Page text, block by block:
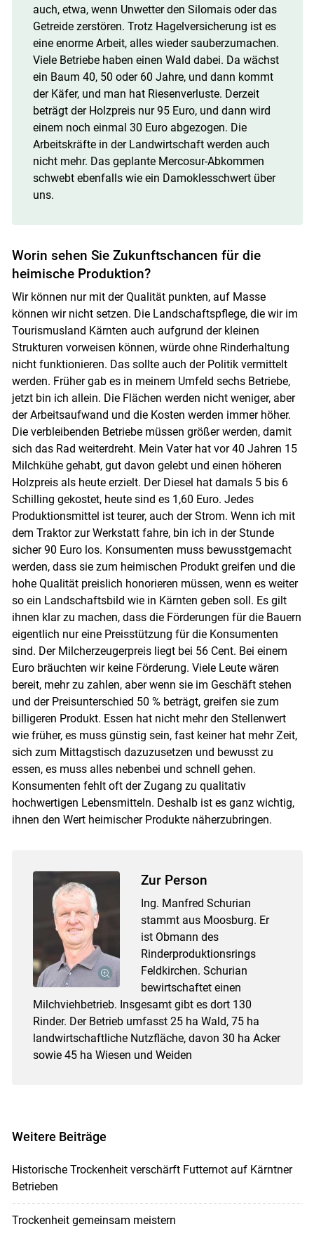
auch, etwa, wenn Unwetter den Silomais oder das
Getreide zerstören. Trotz Hagelversicherung ist es
eine enorme Arbeit, alles wieder sauberzumachen.
Viele Betriebe haben einen Wald dabei. Da wächst
ein Baum 40, 50 oder 60 Jahre, und dann kommt
der Käfer, und man hat Riesenverluste. Derzeit
beträgt der Holzpreis nur 95 Euro, und dann wird
einem noch einmal 30 Euro abgezogen. Die
Arbeitskräfte in der Landwirtschaft werden auch
nicht mehr. Das geplante Mercosur-Abkommen
schwebt ebenfalls wie ein Damoklesschwert über
uns.
Worin sehen Sie Zukunftschancen für die
heimische Produktion?
Wir können nur mit der Qualität punkten, auf Masse
können wir nicht setzen. Die Landschaftspflege, die wir im
Tourismusland Kärnten auch aufgrund der kleinen
Strukturen vorweisen können, würde ohne Rinderhaltung
nicht funktionieren. Das sollte auch der Politik vermittelt
werden. Früher gab es in meinem Umfeld sechs Betriebe,
jetzt bin ich allein. Die Flächen werden nicht weniger, aber
der Arbeitsaufwand und die Kosten werden immer höher.
Die verbleibenden Betriebe müssen größer werden, damit
sich das Rad weiterdreht. Mein Vater hat vor 40 Jahren 15
Milchkühe gehabt, gut davon gelebt und einen höheren
Holzpreis als heute erzielt. Der Diesel hat damals 5 bis 6
Schilling gekostet, heute sind es 1,60 Euro. Jedes
Produktionsmittel ist teurer, auch der Strom. Wenn ich mit
dem Traktor zur Werkstatt fahre, bin ich in der Stunde
sicher 90 Euro los. Konsumenten muss bewusstgemacht
werden, dass sie zum heimischen Produkt greifen und die
hohe Qualität preislich honorieren müssen, wenn es weiter
so ein Landschaftsbild wie in Kärnten geben soll. Es gilt
ihnen klar zu machen, dass die Förderungen für die Bauern
eigentlich nur eine Preisstützung für die Konsumenten
sind. Der Milcherzeugerpreis liegt bei 56 Cent. Bei einem
Euro bräuchten wir keine Förderung. Viele Leute wären
bereit, mehr zu zahlen, aber wenn sie im Geschäft stehen
und der Preisunterschied 50 % beträgt, greifen sie zum
billigeren Produkt. Essen hat nicht mehr den Stellenwert
wie früher, es muss günstig sein, fast keiner hat mehr Zeit,
sich zum Mittagstisch dazuzusetzen und bewusst zu
essen, es muss alles nebenbei und schnell gehen.
Konsumenten fehlt oft der Zugang zu qualitativ
hochwertigen Lebensmitteln. Deshalb ist es ganz wichtig,
ihnen den Wert heimischer Produkte näherzubringen.
Zur Person
Ing. Manfred Schurian
stammt aus Moosburg. Er
ist Obmann des
Rinderproduktionsrings
Feldkirchen. Schurian
bewirtschaftet einen
Milchviehbetrieb. Insgesamt gibt es dort 130
Rinder. Der Betrieb umfasst 25 ha Wald, 75 ha
landwirtschaftliche Nutzfläche, davon 30 ha Acker
sowie 45 ha Wiesen und Weiden
Weitere Beiträge
Historische Trockenheit verschärft Futternot auf Kärntner
Betrieben
Trockenheit gemeinsam meistern